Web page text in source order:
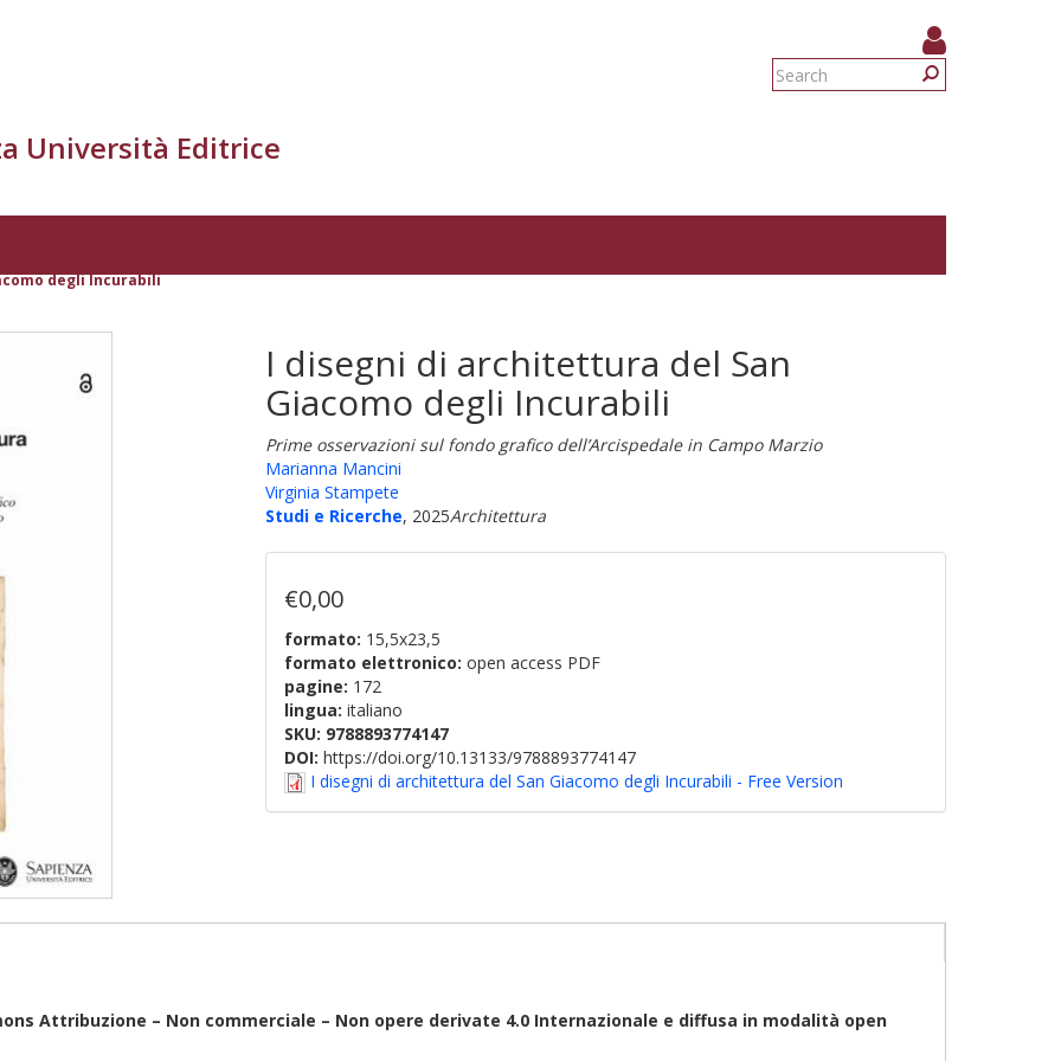
Search
Università Editrice
degli Incurabili
I disegni di architettura del San
Giacomo degli Incurabili
Prime osservazioni sul fondo grafico dell’Arcispedale in Campo Marzio
Marianna Mancini
Virginia Stampete
Studi e Ricerche, 2025Architettura
€0,00
formato: 15,5x23,5
formato elettronico: open access PDF
pagine: 172
lingua: italiano
SKU: 9788893774147
DOI: https://doi.org/10.13133/9788893774147
I disegni di architettura del San Giacomo degli Incurabili - Free Version
Attribuzione – Non commerciale – Non opere derivate 4.0 Internazionale e diffusa in modalità open